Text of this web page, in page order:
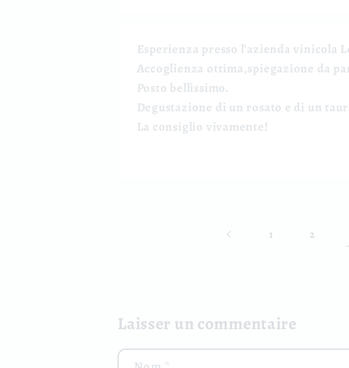
Esperienza presso l’azienda vinicola
Accoglienza ottima,spiegazione da
Posto bellissimo.
Degustazione di un rosato e di un
La consiglio vivamente!
1 2
Laisser un commentaire